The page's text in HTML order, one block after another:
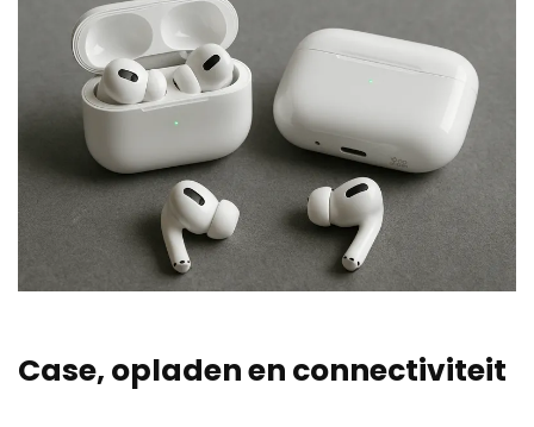
Case, opladen en connectiviteit